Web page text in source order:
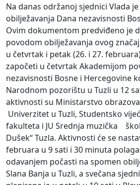
Na danas održanoj sjednici Vlada
obilježavanja Dana nezavisnosti
Ovim dokumentom predviđeno je
povodom obilježavanja ovog
u četvrtak i petak (26. i 27.
započeti u četvrtak Akademijom
nezavisnosti Bosne i Hercegovine
Narodnom pozorištu u Tuzli u 12
aktivnosti su Ministarstvo
Univerzitet u Tuzli, Studentsko
fakulteta i JU Srednja muzička
Dušek“ Tuzla. Aktivnosti će se
februara u 9 sati i 30 minuta
odavanjem počasti na spomen
Slana Banja u Tuzli, a svečana